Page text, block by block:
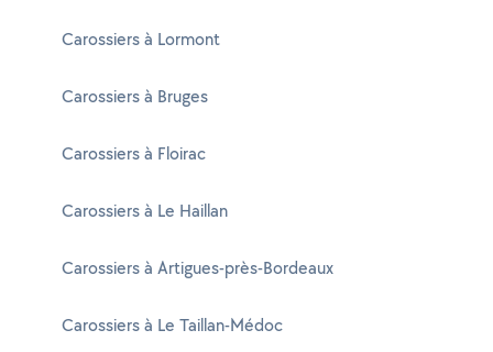
Carossiers à Lormont
Carossiers à Bruges
Carossiers à Floirac
Carossiers à Le Haillan
Carossiers à Artigues-près-Bordeaux
Carossiers à Le Taillan-Médoc